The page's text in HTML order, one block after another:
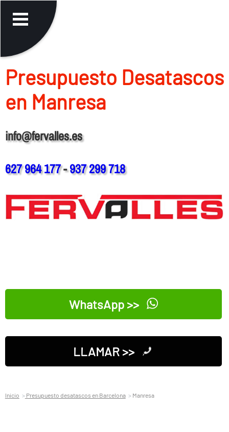
Presupuesto Desatascos
en Manresa
info@fervalles.es
627 964 177-937 299 718
WhatsApp >>
LLAMAR >>
Inicio Presupuesto desatascos en Barcelona Manresa